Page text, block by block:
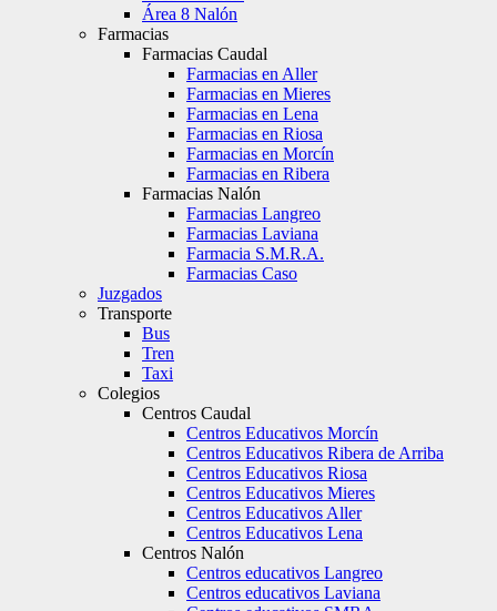
Área 8 Nalón
Farmacias
Farmacias Caudal
Farmacias en Aller
Farmacias en Mieres
Farmacias en Lena
Farmacias en Riosa
Farmacias en Morcín
Farmacias en Ribera
Farmacias Nalón
Farmacias Langreo
Farmacias Laviana
Farmacia S.M.R.A.
Farmacias Caso
Juzgados
Transporte
Bus
Tren
Taxi
Colegios
Centros Caudal
Centros Educativos Morcín
Centros Educativos Ribera de Arriba
Centros Educativos Riosa
Centros Educativos Mieres
Centros Educativos Aller
Centros Educativos Lena
Centros Nalón
Centros educativos Langreo
Centros educativos Laviana